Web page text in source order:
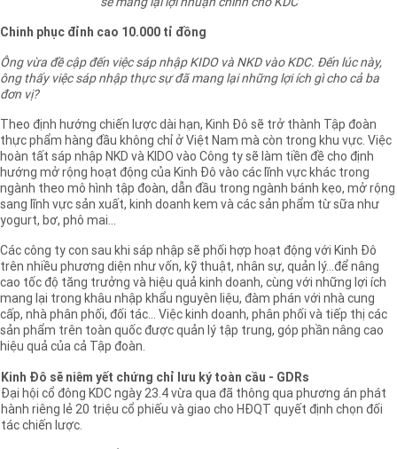
sẽ mang lại lợi nhuận chính cho KDC
Chinh phục đỉnh cao 10.000 tỉ đồng
Ông vừa đề cập đến việc sáp nhập KIDO và NKD vào KDC. Đến lúc này,
ông thấy việc sáp nhập thực sự đã mang lại những lợi ích gì cho cả ba
đơn vị?
Theo định hướng chiến lược dài hạn, Kinh Đô sẽ trở thành Tập đoàn
thực phẩm hàng đầu không chỉ ở Việt Nam mà còn trong khu vực. Việc
hoàn tất sáp nhập NKD và KIDO vào Công ty sẽ làm tiền đề cho định
hướng mở rộng hoạt động của Kinh Đô vào các lĩnh vực khác trong
ngành theo mô hình tập đoàn, dẫn đầu trong ngành bánh kẹo, mở rộng
sang lĩnh vực sản xuất, kinh doanh kem và các sản phẩm từ sữa như
yogurt, bơ, phô mai…
Các công ty con sau khi sáp nhập sẽ phối hợp hoạt động với Kinh Đô
trên nhiều phương diện như vốn, kỹ thuật, nhân sự, quản lý…để nâng
cao tốc độ tăng trưởng và hiệu quả kinh doanh, cùng với những lợi ích
mang lại trong khâu nhập khẩu nguyên liệu, đàm phán với nhà cung
cấp, nhà phân phối, đối tác... Việc kinh doanh, phân phối và tiếp thị các
sản phẩm trên toàn quốc được quản lý tập trung, góp phần nâng cao
hiệu quả của cả Tập đoàn.
Kinh Đô sẽ niêm yết chứng chỉ lưu ký toàn cầu - GDRs
Đại hội cổ đông KDC ngày 23.4 vừa qua đã thông qua phương án phát
hành riêng lẻ 20 triệu cổ phiếu và giao cho HĐQT quyết định chọn đối
tác chiến lược.